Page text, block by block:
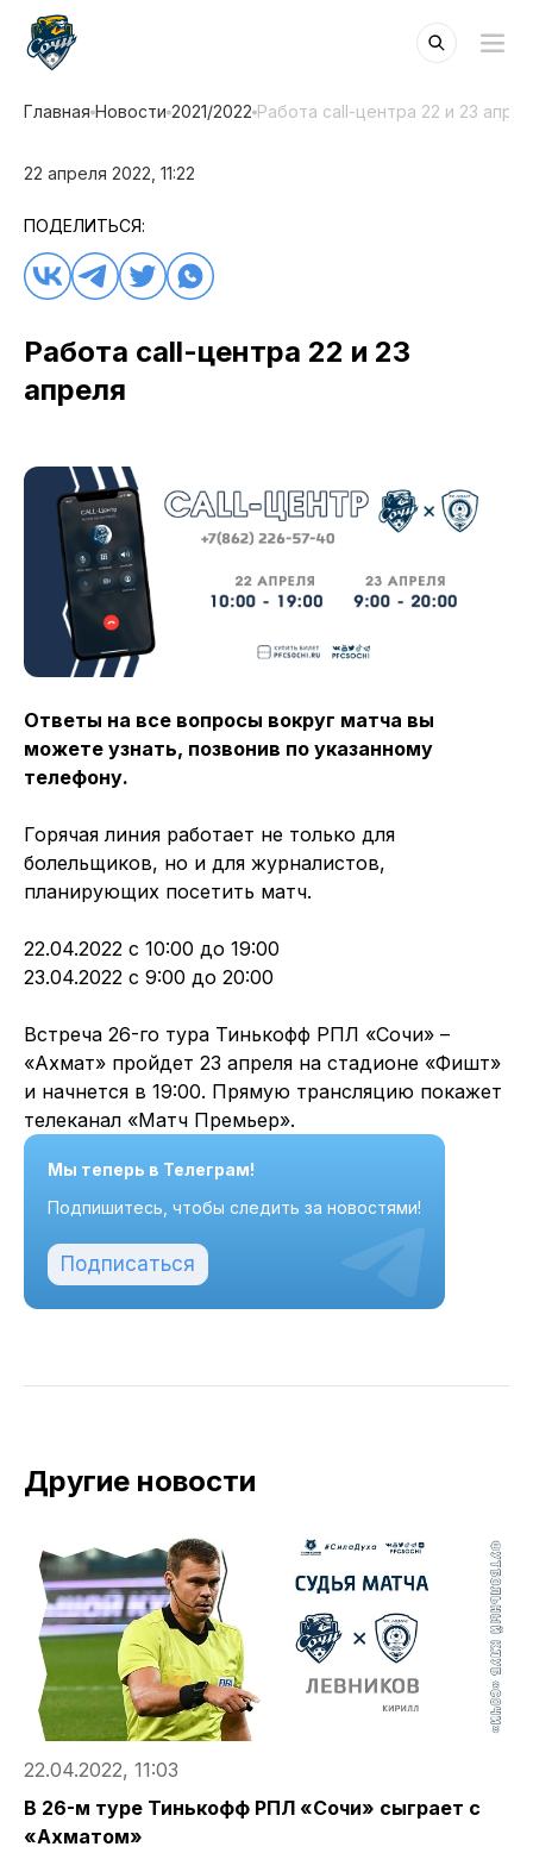
Главная Новости 2021/2022 Работа call-центра 22 и 23
22 апреля 2022, 11:22
ПОДЕЛИТЬСЯ:
Работа call-центра 22 и 23
апреля
Ответы на все вопросы вокруг матча вы
можете узнать, позвонив по указанному
телефону.
Горячая линия работает не только для
болельщиков, но и для журналистов,
планирующих посетить матч.
22.04.2022 с 10:00 до 19:00
23.04.2022 с 9:00 до 20:00
Встреча 26-го тура Тинькофф РПЛ «Сочи» –
«Ахмат» пройдет 23 апреля на стадионе «Фишт»
и начнется в 19:00. Прямую трансляцию покажет
телеканал «Матч Премьер».
Мы теперь в Телеграм!
Подпишитесь, чтобы следить за новостями!
Подписаться
Другие новости
22.04.2022, 11:03
В 26-м туре Тинькофф РПЛ «Сочи» сыграет с
«Ахматом»